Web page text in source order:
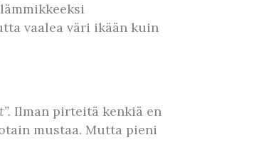
vaalea väri ikään kuin
Ilman pirteitä kenkiä en
mustaa. Mutta pieni